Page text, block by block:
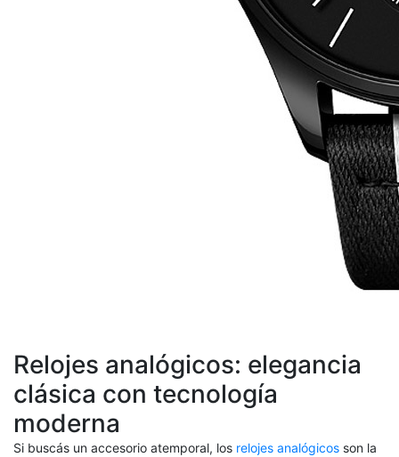
Relojes analógicos: elegancia
clásica con tecnología
moderna
Si buscás un accesorio atemporal, los relojes analógicos son la